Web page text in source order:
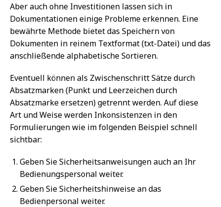
Aber auch ohne Investitionen lassen sich in
Dokumentationen einige Probleme erkennen. Eine
bewährte Methode bietet das Speichern von
Dokumenten in reinem Textformat (txt-Datei) und das
anschließende alphabetische Sortieren.
Eventuell können als Zwischenschritt Sätze durch
Absatzmarken (Punkt und Leerzeichen durch
Absatzmarke ersetzen) getrennt werden. Auf diese
Art und Weise werden Inkonsistenzen in den
Formulierungen wie im folgenden Beispiel schnell
sichtbar:
Geben Sie Sicherheitsanweisungen auch an Ihr
Bedienungspersonal weiter.
Geben Sie Sicherheitshinweise an das
Bedienpersonal weiter.